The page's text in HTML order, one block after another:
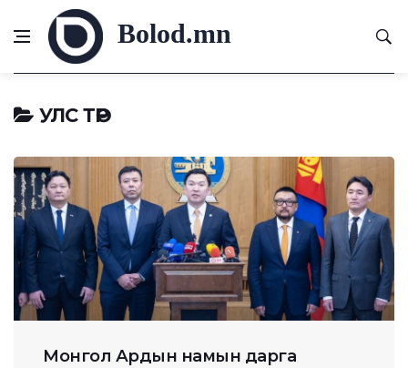
Bolod.mn
УЛС ТӨР
Монгол Ардын намын дарга